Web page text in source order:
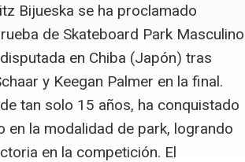
Bijueska se ha proclamado
de Skateboard Park Masculino
en Chiba (Japón) tras
y Keegan Palmer en la final.
tan solo 15 años, ha conquistado
en la modalidad de park, logrando
en la competición. El